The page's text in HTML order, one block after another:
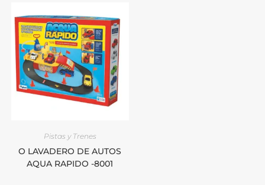
Pistas y Trenes
O LAVADERO DE AUTOS
AQUA RAPIDO -8001